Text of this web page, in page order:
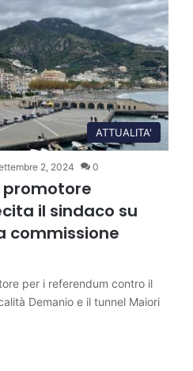
ATTUALITA'
2, 2024 0
il sindaco su
commissione
per i referendum contro il
Demanio e il tunnel Maiori